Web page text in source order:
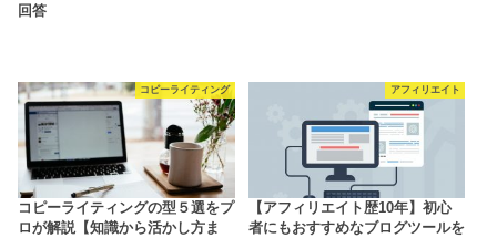
回答
コピーライティング
コピーライティングの型５選をプ
ロが解説【知識から活かし方ま
アフィリエイト
【アフィリエイト歴10年】初心
者にもおすすめなブログツールを